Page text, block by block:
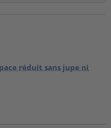
réduit sans jupe ni